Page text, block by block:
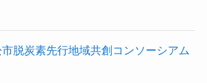
脱炭素先行地域共創コンソーシアム